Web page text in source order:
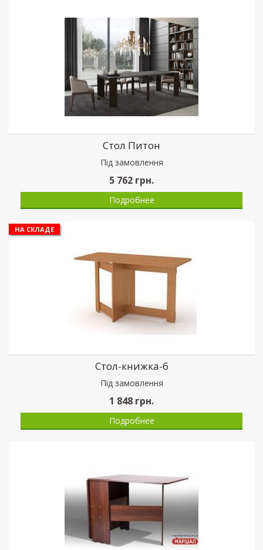
Стол Питон
Пiд замовлення
5 762 грн.
Подробнее
НА СКЛАДЕ
Стол-книжка-6
Пiд замовлення
1 848 грн.
Подробнее